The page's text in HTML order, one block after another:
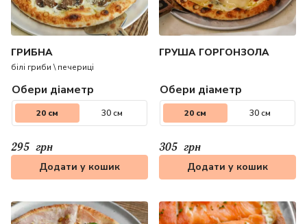
ГРИБНА
білі гриби \ печериці
Обери діаметр
20 см 30 см
295 грн
Додати у кошик
ГРУША ГОРГОНЗОЛА
Обери діаметр
20 см 30 см
305 грн
Додати у кошик